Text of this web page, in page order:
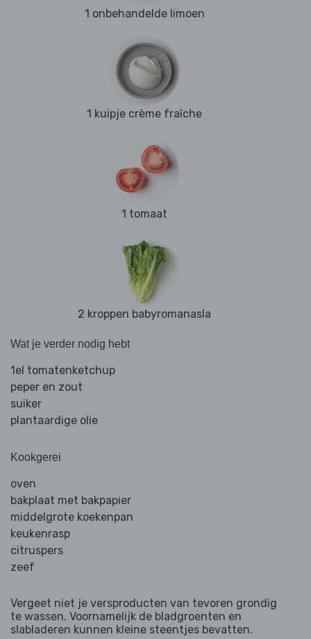
1 onbehandelde limoen
1 kuipje crème fraîche
1 tomaat
2 kroppen babyromanasla
Wat je verder nodig hebt
1el tomatenketchup
peper en zout
suiker
plantaardige olie
Kookgerei
oven
bakplaat met bakpapier
middelgrote koekenpan
keukenrasp
citruspers
zeef
Vergeet niet je versproducten van tevoren grondig
te wassen. Voornamelijk de bladgroenten en
slabladeren kunnen kleine steentjes bevatten.